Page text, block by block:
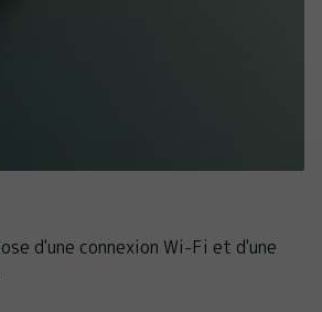
d'une connexion Wi-Fi et d'une